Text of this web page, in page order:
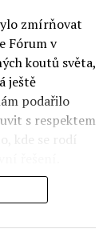
zmírňovat
Fórum v
koutů světa,
ještě
podařilo
s respektem
kde se rodí
činnosti je
řešit